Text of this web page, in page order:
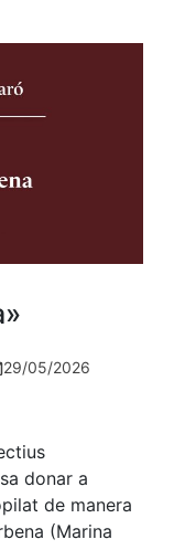
29/05/2026
donar a
de manera
(Marina